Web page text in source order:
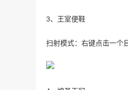
3、王室便鞋
扫射模式：右键点击一个